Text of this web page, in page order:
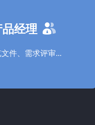
品经理
件、需求评审...